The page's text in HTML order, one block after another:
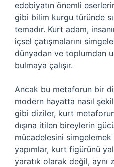
edebiyatın önemli
gibi bilim kurgu türünde
temadır. Kurt adam,
içsel çatışmalarını
dünyadan ve toplumdan
bulmaya çalışır.
Ancak bu metaforun bir
modern hayatta nasıl
gibi diziler, kurt
dışına itilen bireylerin
mücadelesini simgelemek
yapımlar, kurt figürünü
yaratık olarak değil, aynı